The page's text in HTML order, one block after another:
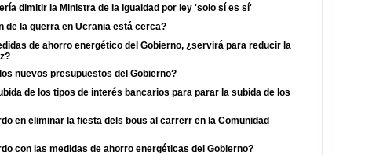
dimitir la Ministra de la Igualdad por ley 'solo sí es sí'
de la guerra en Ucrania está cerca?
de ahorro energético del Gobierno, ¿servirá para reducir la
nuevos presupuestos del Gobierno?
de los tipos de interés bancarios para parar la subida de los
en eliminar la fiesta dels bous al carrerr en la Comunidad
con las medidas de ahorro energéticas del Gobierno?